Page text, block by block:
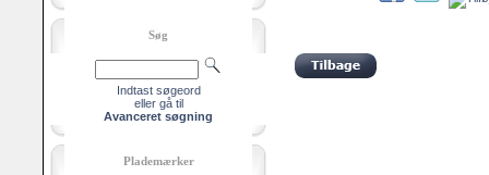
Søg
Indtast søgeord
eller gå til
Avanceret søgning
Plademærker